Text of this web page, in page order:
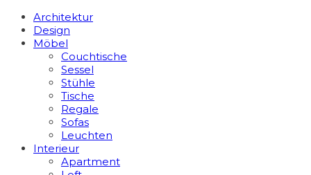
Architektur
Design
Möbel
Couchtische
Sessel
Stühle
Tische
Regale
Sofas
Leuchten
Interieur
Apart­ment